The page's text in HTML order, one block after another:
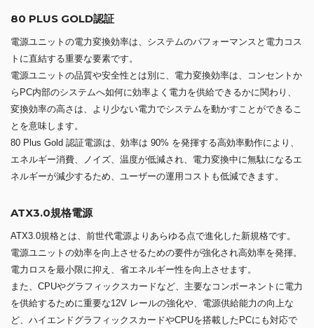
80 PLUS GOLD認証
電源ユニットの電力変換効率は、システムのパフォーマンスと電力コス
トに直結する重要な要素です。
電源ユニットの品質や安全性とは別に、電力変換効率は、コンセントか
らPC内部のシステムへ如何に効率よく電力を供給できるかに関わり、
変換効率の高さは、より少ない電力でシステムを動かすことができるこ
とを意味します。
80 Plus Gold 認証電源は、効率は 90% を発揮する高効率動作により、
エネルギー消費、ノイズ、温度が低減され、電力変換中に無駄になるエ
ネルギーが減少するため、ユーザーの運用コストも低減できます。
ATX3.0規格電源
ATX3.0規格とは、前世代電源よりあらゆる点で進化した新規格です。
電源ユニットの効率を向上させるための要件が強化され高効率を発揮。
電力ロスを最小限に抑え、省エネルギー性を向上させます。
また、CPUやグラフィックスカードなど、主要なコンポーネントに電力
を供給するために重要な12V レールの強化や、電源供給能力の向上な
ど、ハイエンドグラフィックスカードやCPUを搭載したPCにも対応で